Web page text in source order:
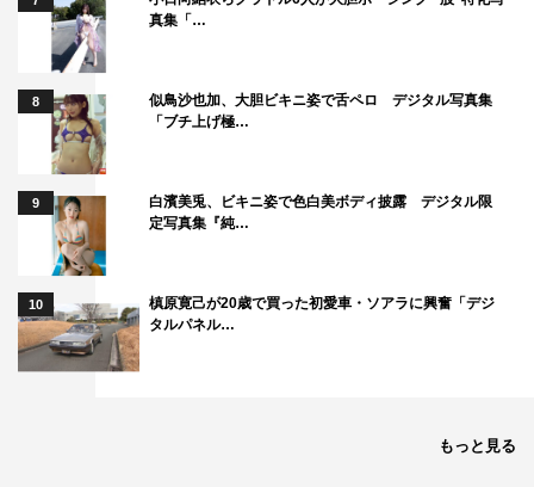
真集「…
8
似鳥沙也加、大胆ビキニ姿で舌ペロ デジタル写真集
「ブチ上げ極…
9
白濱美兎、ビキニ姿で色白美ボディ披露 デジタル限
定写真集『純…
10
槙原寛己が20歳で買った初愛車・ソアラに興奮「デジ
タルパネル…
もっと見る